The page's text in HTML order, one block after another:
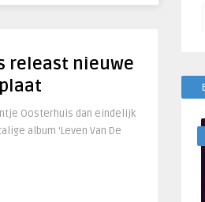
releast nieuwe
Oosterhuis dan eindelijk
album ‘Leven Van De